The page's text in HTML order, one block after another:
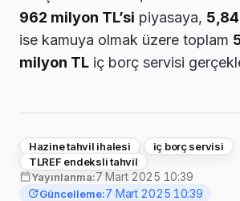
962 milyon TL’si piyasaya,
ise kamuya olmak üzere toplam
milyon TL iç borç servisi
Hazine tahvil ihalesi
iç borç servisi
TLREF endeksli tahvil
Yayınlanma:7 Mart 2025 10:39
Güncelleme:7 Mart 2025 10:39